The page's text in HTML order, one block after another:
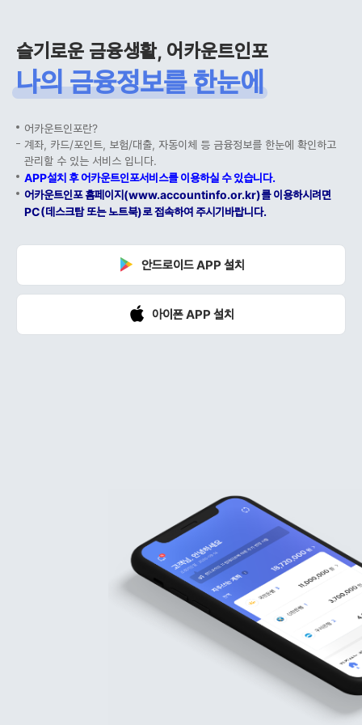
슬기로운 금융생활, 어카운트인포
나의 금융정보를 한눈에
어카운트인포란?
계좌, 카드/포인트, 보험/대출, 자동이체 등 금융정보를 한눈에 확인하고
관리할 수 있는 서비스 입니다.
APP설치 후 어카운트인포서비스를 이용하실 수 있습니다.
어카운트인포 홈페이지(www.accountinfo.or.kr)를 이용하시려면
PC(데스크탑 또는 노트북)로 접속하여 주시기바랍니다.
안드로이드 APP 설치
아이폰 APP 설치